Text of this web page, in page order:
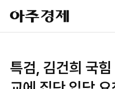
아
주
경
특검, 김건희 국